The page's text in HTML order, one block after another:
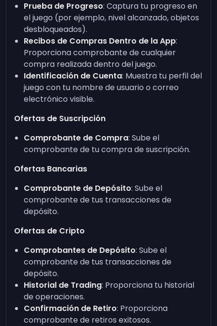
Prueba de Progreso: Captura tu progreso en
el juego (por ejemplo, nivel alcanzado, objetos
desbloqueados).
Recibos de Compras Dentro de la App:
Proporciona comprobante de cualquier
compra realizada dentro del juego.
Identificación de Cuenta: Muestra tu perfil del
juego con tu nombre de usuario o correo
electrónico visible.
Ofertas de Suscripción
Comprobante de Compra: Sube el
comprobante de tu compra de suscripción.
Ofertas Bancarias
Comprobante de Depósito: Sube el
comprobante de tus transacciones de
depósito.
Ofertas de Cripto
Comprobantes de Depósito: Sube el
comprobante de tus transacciones de
depósito.
Historial de Trading: Proporciona tu historial
de operaciones.
Confirmación de Retiro: Proporciona
comprobante de retiros exitosos.